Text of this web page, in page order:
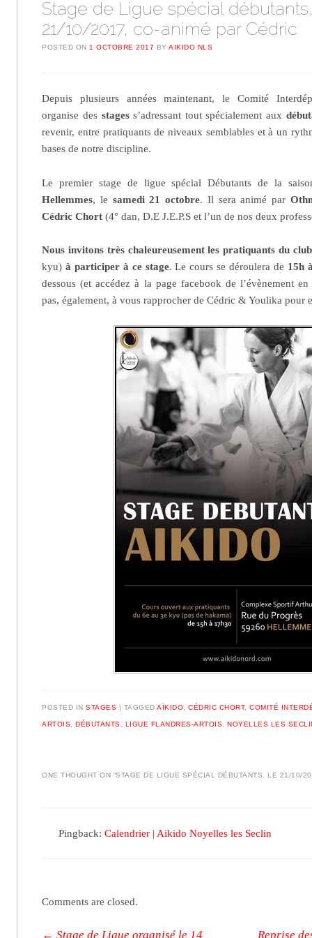
Stage de Ligue spécial
21/10/2017, co-animé par Cédric
POSTED ON1 OCTOBRE 2017 BYAIKIDO NLS
Depuis plusieurs années maintenant, le Comité
organise des stagess’adressant tout spécialement aux
revenir, entre pratiquants de niveaux semblables et à un
bases de notre discipline.
Le premier stage de ligue spécial Débutants de la
Hellemmes, le samedi 21 octobre. Il sera animé par
Cédric Chort(4° dan, D.E J.E.P.S et l’un de nos deux
Nous invitons très chaleureusement les pratiquants du
kyu)à participer à ce stage. Le cours se déroulera de 15h
dessous (et accédez à la page facebook de l’évènement
pas, également, à vous rapprocher de Cédric & Youlika pour
POSTED INSTAGES | TAGGEDAÏKIDO,CÉDRIC CHORT,COMITÉ
ARTOIS,DÉBUTANTS, LIGUE FLANDRES-ARTOIS,NOYELLES LES
ONE THOUGHT ON “STAGE DE LIGUE SPÉCIAL DÉBUTANTS, LE 21/10/
Pingback:Calendrier | Aikido Noyelles les Seclin
Comments are closed.
← Stage de Ligue organisé le 14 Reprise